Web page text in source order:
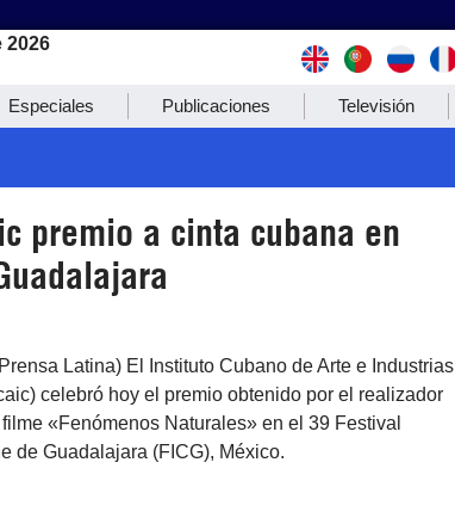
2026
Especiales Publicaciones Televisión
premio a cinta cubana en
Latina) El Instituto Cubano de Arte e Industrias
celebró hoy el premio obtenido por el realizador
«Fenómenos Naturales» en el 39 Festival
de Guadalajara (FICG), México.